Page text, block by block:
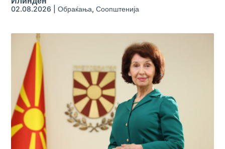
02.08.2026 |Обраќања,Соопштенија